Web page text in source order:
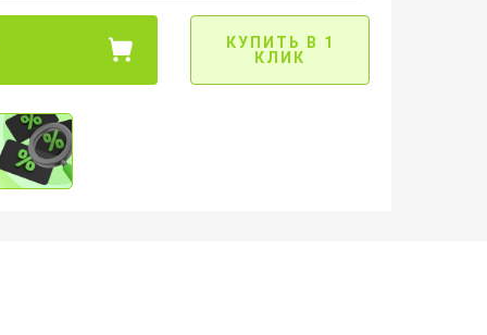
КУПИТЬ В 1
КЛИК